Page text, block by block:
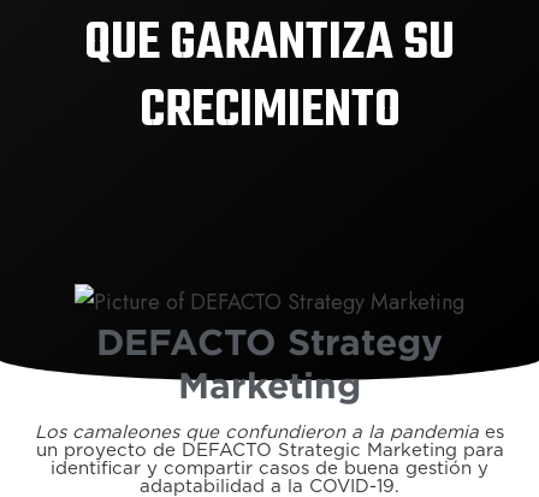
QUE GARANTIZA SU
CRECIMIENTO
DEFACTO Strategy
Marketing
Los camaleones que confundieron a la pandemia es
un proyecto de DEFACTO Strategic Marketing para
identificar y compartir casos de buena gestión y
adaptabilidad a la COVID-19.